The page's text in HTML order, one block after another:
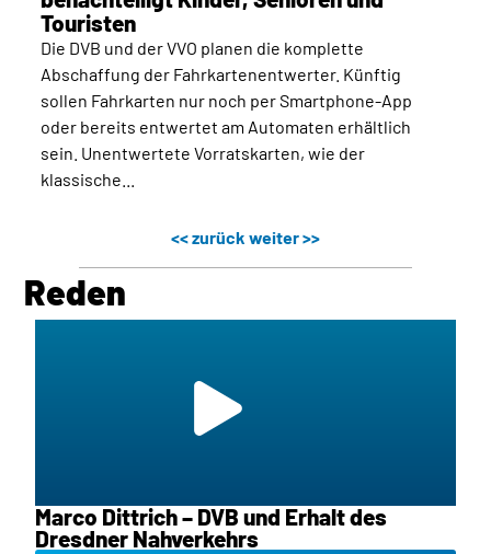
Touristen
Die DVB und der VVO planen die komplette
Abschaffung der Fahrkartenentwerter. Künftig
sollen Fahrkarten nur noch per Smartphone-App
oder bereits entwertet am Automaten erhältlich
sein. Unentwertete Vorratskarten, wie der
klassische...
<< zurück weiter >>
Reden
Marco Dittrich – DVB und Erhalt des
Dresdner Nahverkehrs